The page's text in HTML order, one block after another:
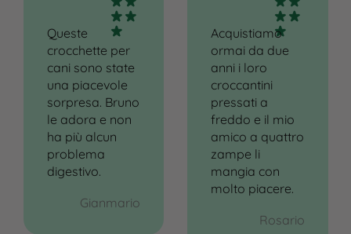
Queste
crocchette per
cani sono state
una piacevole
sorpresa. Bruno
le adora e non
ha più alcun
problema
digestivo.
Gianmario
Acquistiamo
ormai da due
anni i loro
croccantini
pressati a
freddo e il mio
amico a quattro
zampe li
mangia con
molto piacere.
Rosario